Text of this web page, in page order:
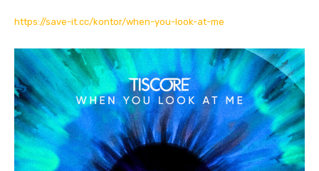
u
l
i
z
e
r
)
“
v
https://save-it.cc/kontor/when-you-look-at-me